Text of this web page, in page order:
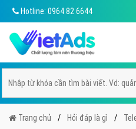
Hotline: 0964 82 6644
Trang chủ Hỏi đáp là gì